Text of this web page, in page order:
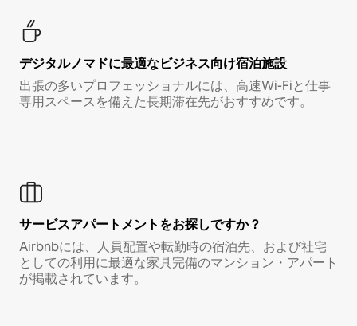
デジタルノマド⁠に最⁠適⁠なビ⁠ジ⁠ネ⁠ス⁠向⁠け宿⁠泊⁠施⁠設
出張の多いプロフェッショナルには、高速Wi-Fiと仕事
専用スペースを備えた長期滞在先がおすすめです。
サービスアパートメントをお探しですか？
Airbnbには、人員配置や転勤時の宿泊先、および社宅
としての利用に最適な家具完備のマンション・アパート
が掲載されています。